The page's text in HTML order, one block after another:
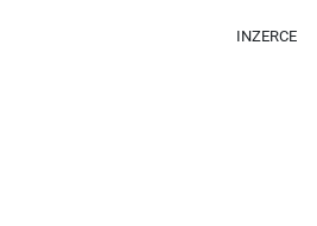
INZERCE